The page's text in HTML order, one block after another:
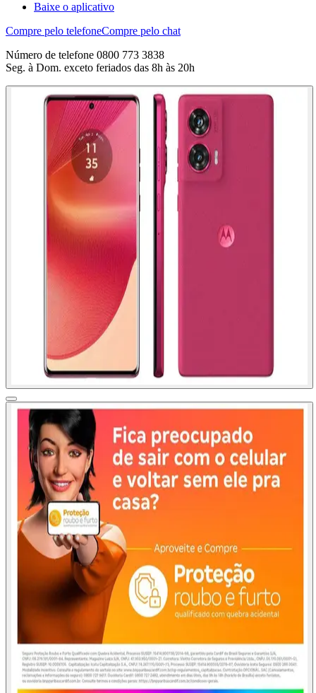
Baixe o aplicativo
Compre pelo telefoneCompre pelo chat
Número de telefone 0800 773 3838
Seg. à Dom. exceto feriados das 8h às 20h